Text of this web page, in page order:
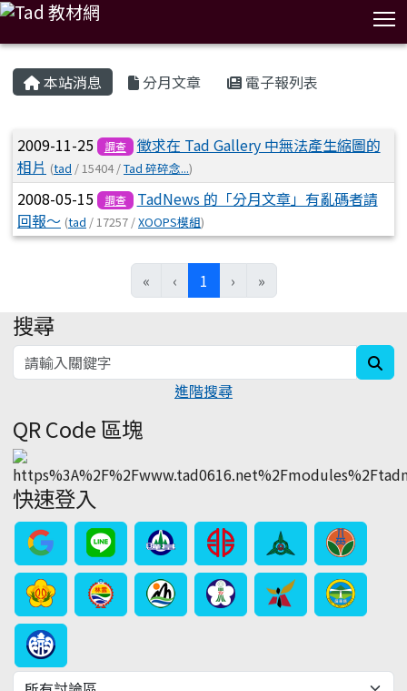
本站消息 分月文章 電子報列表
文章列表
2009-11-25 調查
徵求在 Tad Gallery 中無法產生縮圖的
相片 (tad / 15404 /Tad 碎碎念...)
2008-05-15 調查
TadNews 的「分月文章」有亂碼者請
回報～ (tad / 17257 /XOOPS模組)
« ‹ 1 (current)
› »
:::
搜尋
進階搜尋
QR Code 區塊
快速登入